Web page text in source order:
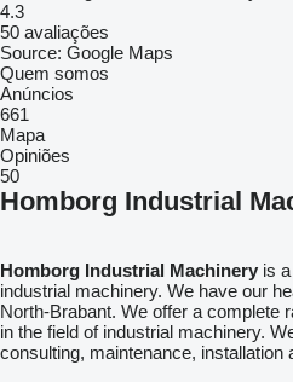
4.3
50 avaliações
Source: Google Maps
Quem somos
Anúncios
661
Mapa
Opiniões
50
Homborg Industrial
Homborg Industrial Machinery is
industrial machinery. We have our
North-Brabant. We offer a complete
in the field of industrial machinery.
consulting, maintenance, installation